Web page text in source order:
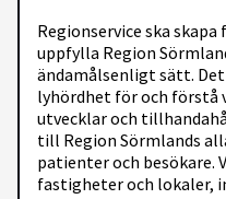
Regionservice ska
uppfylla Region
ändamålsenligt sätt.
lyhördhet för och förstå
utvecklar och
till Region Sörmlands
patienter och besökare.
fastigheter och lokaler,